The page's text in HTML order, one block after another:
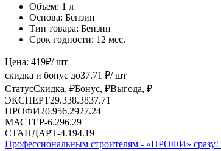
Объем: 1 л
Основа: Бензин
Тип товара: Бензин
Срок годности: 12 мес.
Цена: 419₽/ шт
скидка и бонус до37.71 ₽/ шт
СтатусСкидка, ₽Бонус, ₽Выгода, ₽
ЭКСПЕРТ29.338.3837.71
ПРОФИ20.956.2927.24
МАСТЕР-6.296.29
СТАНДАРТ-4.194.19
Профессиональным строителям - «ПРОФИ» сразу!